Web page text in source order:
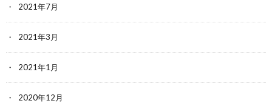
2021年7月
2021年3月
2021年1月
2020年12月